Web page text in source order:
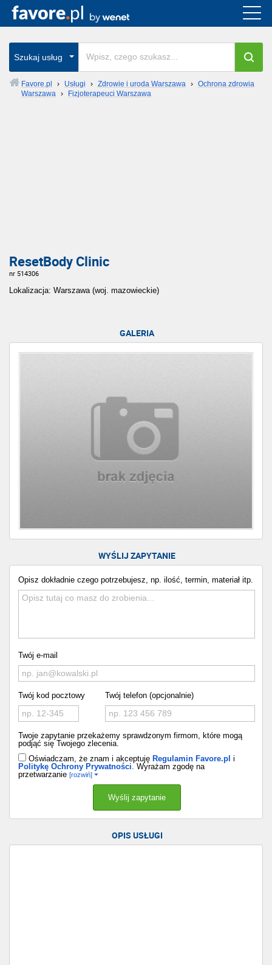
Szukaj usług
Favore.pl › Usługi › Zdrowie i uroda Warszawa › Ochrona zdrowia
Warszawa › Fizjoterapeuci Warszawa
ResetBody Clinic
nr 514306
Lokalizacja: Warszawa (woj. mazowieckie)
GALERIA
WYŚLIJ ZAPYTANIE
Opisz dokładnie czego potrzebujesz, np. ilość, termin, materiał itp.
Twój e-mail
Twój kod pocztowy Twój telefon (opcjonalnie)
Twoje zapytanie przekażemy sprawdzonym firmom, które mogą
podjąć się Twojego zlecenia.
Oświadczam, że znam i akceptuję Regulamin Favore.pl i
Politykę Ochrony Prywatności . Wyrażam zgodę na
przetwarzanie [rozwiń]
OPIS USŁUGI